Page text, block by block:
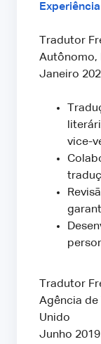
Tradutor
Autônomo,
Janeiro
vice-
Tradutor
Agência de
Unido
Junho